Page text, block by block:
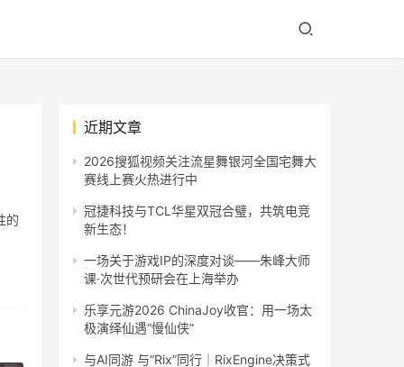
的
近期文章
2026搜狐视频关注流星舞银河全国宅舞大
赛线上赛火热进行中
冠捷科技与TCL华星双冠合璧，共筑电竞
新生态！
一场关于游戏IP的深度对谈——朱峰大师
课·次世代预研会在上海举办
乐享元游2026 ChinaJoy收官：用一场太
极演绎仙遇“慢仙侠”
与AI同游 与“Rix”同行｜RixEngine决策式